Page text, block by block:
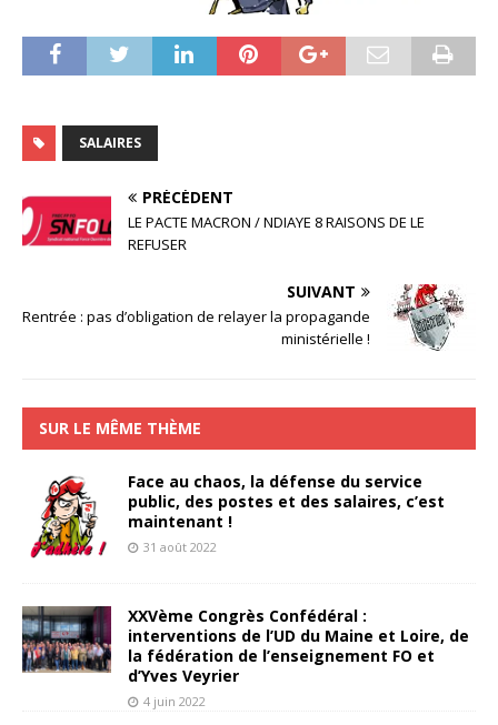
SALAIRES
PRÉCÉDENT
LE PACTE MACRON / NDIAYE 8 RAISONS DE LE
REFUSER
SUIVANT
Rentrée : pas d’obligation de relayer la propagande
ministérielle !
SUR LE MÊME THÈME
Face au chaos, la défense du service
public, des postes et des salaires, c’est
maintenant !
31 août 2022
XXVème Congrès Confédéral :
interventions de l’UD du Maine et Loire, de
la fédération de l’enseignement FO et
d’Yves Veyrier
4 juin 2022